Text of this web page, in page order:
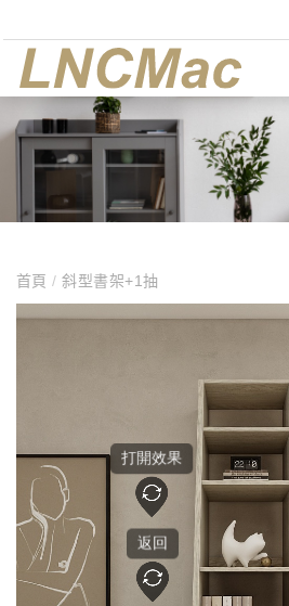
首頁/ 斜型書架+1抽